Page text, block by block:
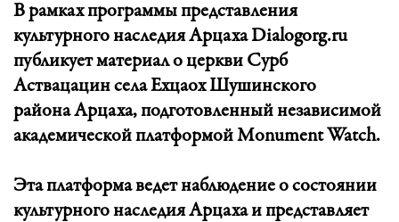
В рамках программы представления
культурного наследия Арцаха Dialogorg.ru
публикует материал о церкви Сурб
Аствацацин села Ехцаох Шушинского
районаАрцаха, подготовленный независимой
академической платформой Monument Watch.
Эта платформа ведет наблюдение о состоянии
культурного наследия Арцаха и представляет